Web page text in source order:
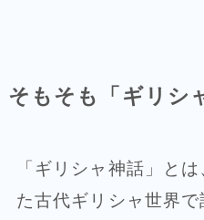
そもそも「ギリシ
「ギリシャ神話」と
た古代ギリシャ世界で